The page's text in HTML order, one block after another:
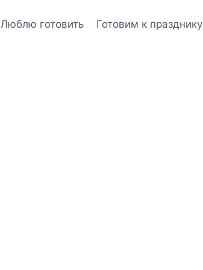
Люблю готовить Готовим к празднику